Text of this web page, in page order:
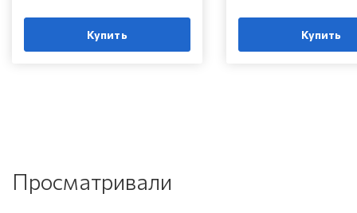
Купить Купить
Просматривали